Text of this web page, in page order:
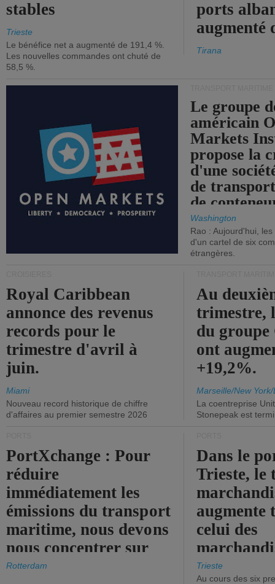
stables
Trieste
Le bénéfice net a augmenté de 191,4 %.
Les nouvelles commandes ont chuté de
58,5 %.
ports
augmenté
Tirana
Le groupe
américain
Markets
propose la
d'une
de
de
Washington
Rao : Aujourd'hui,
d'un cartel de six
étrangères.
Royal Caribbean
annonce des revenus
records pour le
trimestre d'avril à
juin.
Miami
Nouveau record historique de chiffre
d'affaires au premier semestre 2026
Au
trimestre,
du
ont
+19,2%.
Marseille/New
La coentreprise
Stonepeak est
PortXchange : Pour
réduire
immédiatement les
émissions du transport
maritime, nous devons
nous concentrer sur
les ports.
Rotterdam
Dans le
Trieste, le
augmente
celui des
diminue.
Trieste
Au cours des six